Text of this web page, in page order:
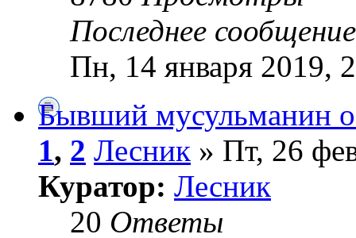
Последнее
Пн, 14 января 2019,
Бывший мусульманин
1, 2 Лесник » Пт, 26
Куратор: Лесник
20 Ответы